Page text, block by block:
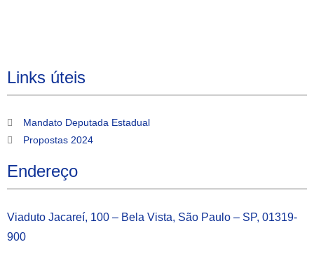
Links úteis
Mandato Deputada Estadual
Propostas 2024
Endereço
Viaduto Jacareí, 100 – Bela Vista, São Paulo – SP, 01319-
900